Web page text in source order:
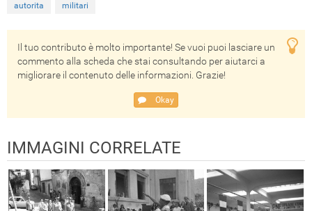
autorita militari
Il tuo contributo è molto importante! Se vuoi puoi lasciare un
commento alla scheda che stai consultando per aiutarci a
migliorare il contenuto delle informazioni. Grazie!
Okay
IMMAGINI CORRELATE